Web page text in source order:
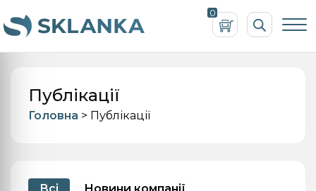
Пошук
товарів
Публікації
Головна > Публікації
0